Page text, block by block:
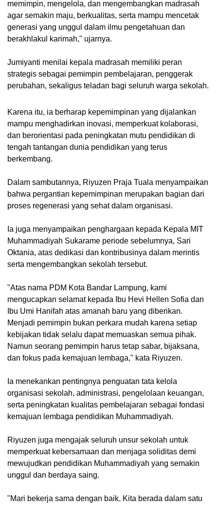
memimpin, mengelola, dan mengembangkan madrasah
agar semakin maju, berkualitas, serta mampu mencetak
generasi yang unggul dalam ilmu pengetahuan dan
berakhlakul karimah," ujarnya.
Jumiyanti menilai kepala madrasah memiliki peran
strategis sebagai pemimpin pembelajaran, penggerak
perubahan, sekaligus teladan bagi seluruh warga sekolah.
Karena itu, ia berharap kepemimpinan yang dijalankan
mampu menghadirkan inovasi, memperkuat kolaborasi,
dan berorientasi pada peningkatan mutu pendidikan di
tengah tantangan dunia pendidikan yang terus
berkembang.
Dalam sambutannya, Riyuzen Praja Tuala menyampaikan
bahwa pergantian kepemimpinan merupakan bagian dari
proses regenerasi yang sehat dalam organisasi.
Ia juga menyampaikan penghargaan kepada Kepala MIT
Muhammadiyah Sukarame periode sebelumnya, Sari
Oktania, atas dedikasi dan kontribusinya dalam merintis
serta mengembangkan sekolah tersebut.
"Atas nama PDM Kota Bandar Lampung, kami
mengucapkan selamat kepada Ibu Hevi Hellen Sofia dan
Ibu Umi Hanifah atas amanah baru yang diberikan.
Menjadi pemimpin bukan perkara mudah karena setiap
kebijakan tidak selalu dapat memuaskan semua pihak.
Namun seorang pemimpin harus tetap sabar, bijaksana,
dan fokus pada kemajuan lembaga," kata Riyuzen.
Ia menekankan pentingnya penguatan tata kelola
organisasi sekolah, administrasi, pengelolaan keuangan,
serta peningkatan kualitas pembelajaran sebagai fondasi
kemajuan lembaga pendidikan Muhammadiyah.
Riyuzen juga mengajak seluruh unsur sekolah untuk
memperkuat kebersamaan dan menjaga soliditas demi
mewujudkan pendidikan Muhammadiyah yang semakin
unggul dan berdaya saing.
"Mari bekerja sama dengan baik. Kita berada dalam satu